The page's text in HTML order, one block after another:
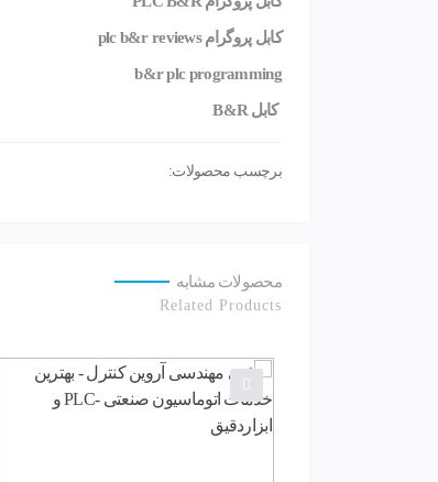
کابل پروگرام plc b&r reviews
b&r plc programming
کابل B&R
برچسب محصولات:
محصولات مشابه
Related Products